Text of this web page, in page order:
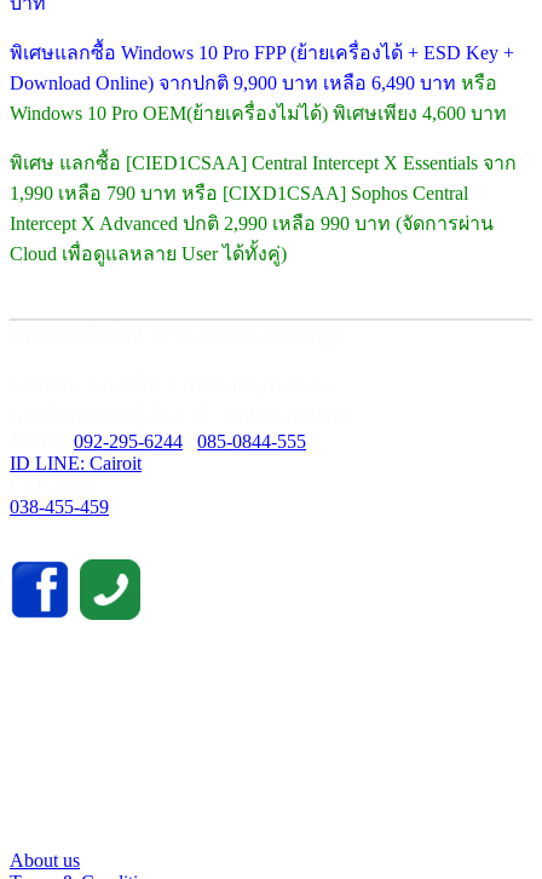
พิเศษแลกซื้อ Windows 10 Pro FPP (ย้ายเครื่องได้ + ESD Key +
Download Online) จากปกติ 9,900 บาท เหลือ 6,490 บาท หรือ
Windows 10 Pro OEM(ย้ายเครื่องไม่ได้) พิเศษเพียง 4,600 บาท
พิเศษ แลกซื้อ [CIED1CSAA] Central Intercept X Essentials จาก
1,990 เหลือ 790 บาท หรือ [CIXD1CSAA] Sophos Central
Intercept X Advanced ปกติ 2,990 เหลือ 990 บาท (จัดการผ่าน
Cloud เพื่อดูแลหลาย User ได้ทั้งคู่)
092-295-6244
085-0844-555
ID LINE: Cairoit
038-455-459
About us